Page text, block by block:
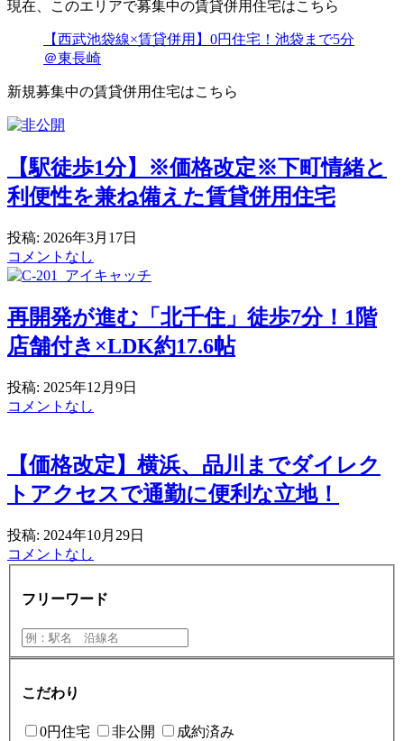
現在、このエリアで募集中の賃貸併用住宅はこちら
【西武池袋線×賃貸併用】0円住宅！池袋まで5分
＠東長崎
新規募集中の賃貸併用住宅はこちら
【駅徒歩1分】※価格改定※下町情緒と
利便性を兼ね備えた賃貸併用住宅
投稿: 2026年3月17日
コメントなし
再開発が進む「北千住」徒歩7分！1階
店舗付き×LDK約17.6帖
投稿: 2025年12月9日
コメントなし
【価格改定】横浜、品川までダイレク
トアクセスで通勤に便利な立地！
投稿: 2024年10月29日
コメントなし
フリーワード
こだわり
0円住宅 非公開
成約済み